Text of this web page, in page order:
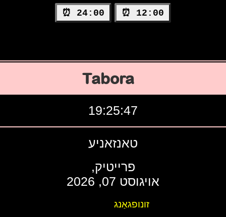
12:00 ⏰
24:00 ⏰
Tabora
19:25:48
טאנזאניע
פרייטיק,
אויגוסט 07, 2026
זונופגאַנג